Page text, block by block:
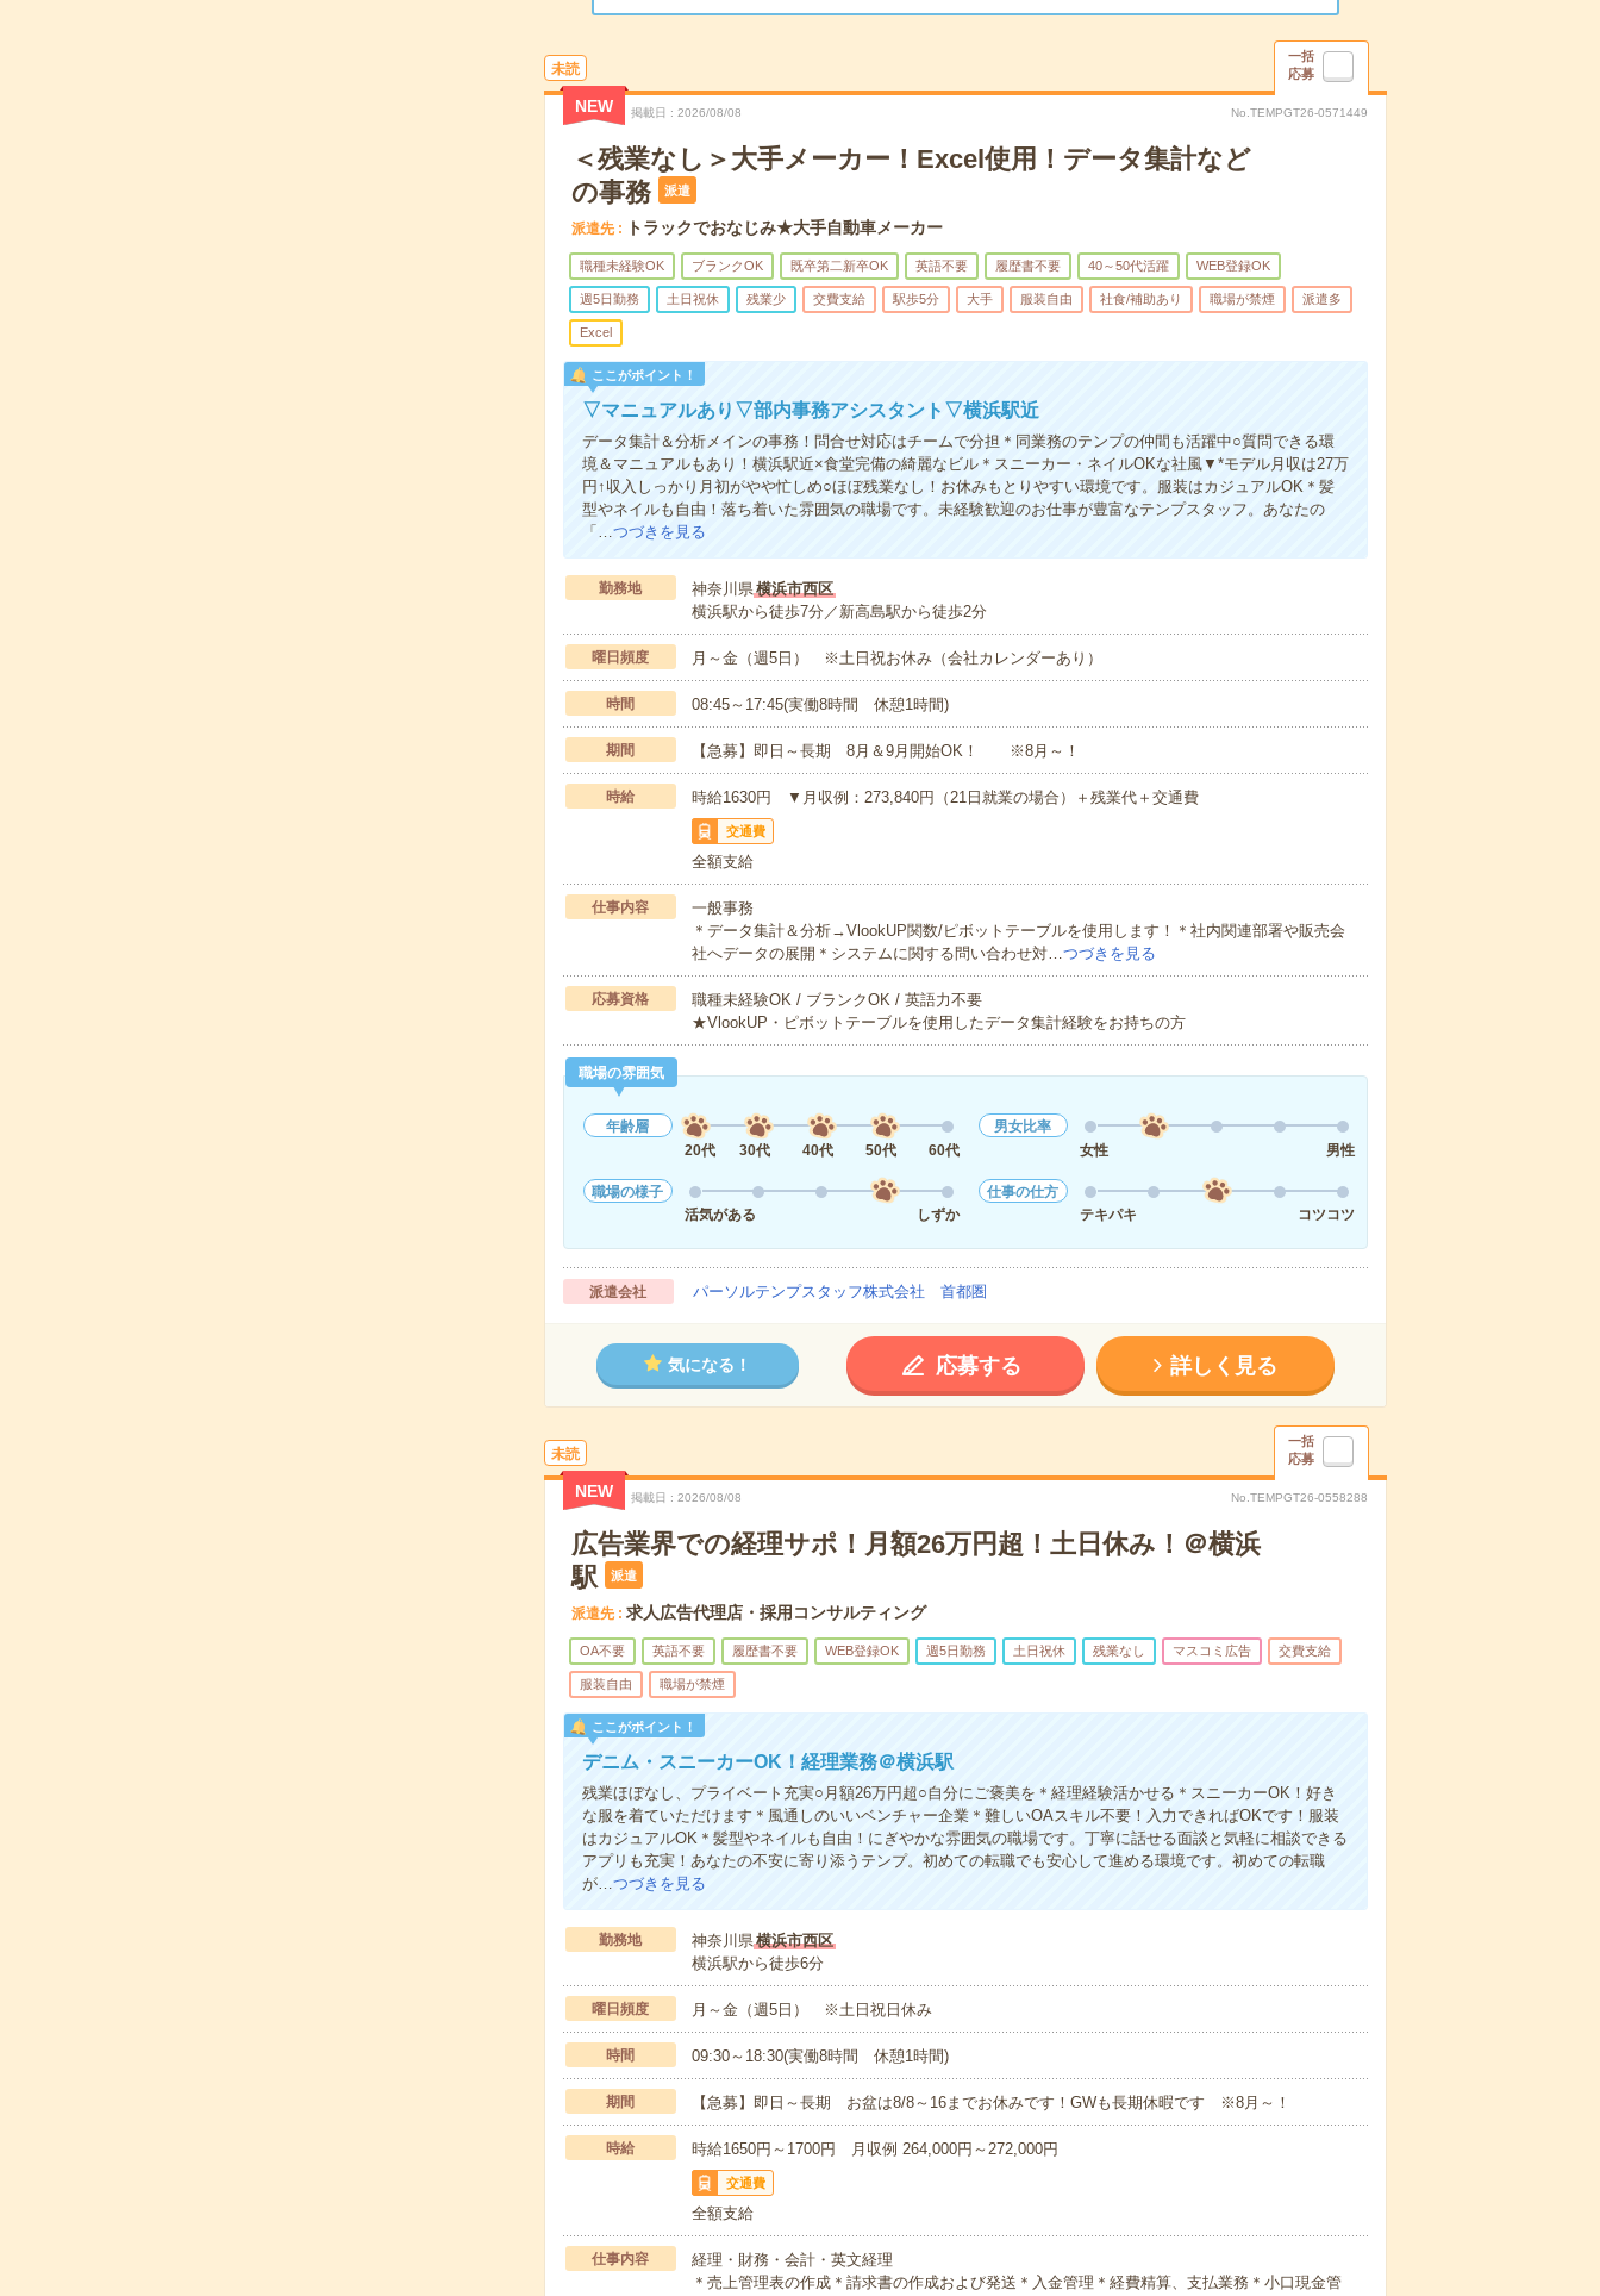
未読
一括
応募
NEW 掲載日 2026/08/08 No.TEMPGT26-0571449
＜残業なし＞大手メーカー！Excel使用！データ集計など
の事務
派遣
派遣先 トラックでおなじみ★大手自動車メーカー
職種未経験OK ブランクOK 既卒第二新卒OK 英語不要 履歴書不要 40～50代活躍 WEB登録OK
週5日勤務 土日祝休 残業少 交費支給 駅歩5分 大手 服装自由 社食/補助あり 職場が禁煙 派遣多
Excel
ここがポイント！
▽マニュアルあり▽部内事務アシスタント▽横浜駅近
データ集計＆分析メインの事務！問合せ対応はチームで分担＊同業務のテンプの仲間も活躍中○質問できる環
境＆マニュアルもあり！横浜駅近×食堂完備の綺麗なビル＊スニーカー・ネイルOKな社風▼*モデル月収は27万
円↑収入しっかり月初がやや忙しめ○ほぼ残業なし！お休みもとりやすい環境です。服装はカジュアルOK＊髪
型やネイルも自由！落ち着いた雰囲気の職場です。未経験歓迎のお仕事が豊富なテンプスタッフ。あなたの
「…つづきを見る
勤務地 神奈川県横浜市西区
横浜駅から徒歩7分／新高島駅から徒歩2分
曜日頻度 月～金（週5日） ※土日祝お休み（会社カレンダーあり）
時間 08:45～17:45(実働8時間 休憩1時間)
期間 【急募】即日～長期 8月＆9月開始OK！ ※8月～！
時給 時給1630円 ▼月収例：273,840円（21日就業の場合）＋残業代＋交通費
交通費
全額支給
仕事内容
一般事務
＊データ集計＆分析→VlookUP関数/ピボットテーブルを使用します！＊社内関連部署や販売会
社へデータの展開＊システムに関する問い合わせ対…つづきを見る
応募資格
職種未経験OK / ブランクOK / 英語力不要
★VlookUP・ピボットテーブルを使用したデータ集計経験をお持ちの方
職場の雰囲気
年齢層
20代
30代 40代 50代 60代
男女比率
女性
男性
職場の様子
活気がある
しずか
仕事の仕方
テキパキ
コツコツ
派遣会社 パーソルテンプスタッフ株式会社 首都圏
気になる！ 応募する 詳しく見る
未読
一括
応募
NEW 掲載日 2026/08/08 No.TEMPGT26-0558288
広告業界での経理サポ！月額26万円超！土日休み！＠横浜
駅
派遣
派遣先 求人広告代理店・採用コンサルティング
OA不要 英語不要 履歴書不要 WEB登録OK 週5日勤務 土日祝休 残業なし マスコミ広告 交費支給
服装自由 職場が禁煙
ここがポイント！
デニム・スニーカーOK！経理業務＠横浜駅
残業ほぼなし、プライベート充実○月額26万円超○自分にご褒美を＊経理経験活かせる＊スニーカーOK！好き
な服を着ていただけます＊風通しのいいベンチャー企業＊難しいOAスキル不要！入力できればOKです！服装
はカジュアルOK＊髪型やネイルも自由！にぎやかな雰囲気の職場です。丁寧に話せる面談と気軽に相談できる
アプリも充実！あなたの不安に寄り添うテンプ。初めての転職でも安心して進める環境です。初めての転職
が…つづきを見る
勤務地 神奈川県横浜市西区
横浜駅から徒歩6分
曜日頻度 月～金（週5日） ※土日祝日休み
時間 09:30～18:30(実働8時間 休憩1時間)
期間 【急募】即日～長期 お盆は8/8～16までお休みです！GWも長期休暇です ※8月～！
時給 時給1650円～1700円 月収例 264,000円～272,000円
交通費
全額支給
仕事内容
経理・財務・会計・英文経理
＊売上管理表の作成＊請求書の作成および発送＊入金管理＊経費精算、支払業務＊小口現金管